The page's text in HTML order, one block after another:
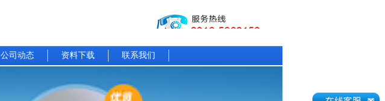
公司动态 资料下载 联系我们